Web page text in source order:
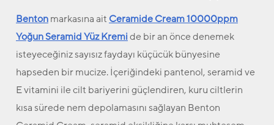
Bentonmarkasına ait Ceramide Cream 10000ppm
Yoğun Seramid Yüz Kremide bir an önce denemek
isteyeceğiniz sayısız faydayı küçücük bünyesine
hapseden bir mucize. İçeriğindeki pantenol, seramid ve
E vitamini ile cilt bariyerini güçlendiren, kuru ciltlerin
kısa sürede nem depolamasını sağlayan Benton